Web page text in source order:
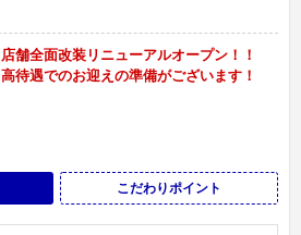
店舗全面改装リニューアルオープン！！
高待遇でのお迎えの準備がございます！
こだわりポイント